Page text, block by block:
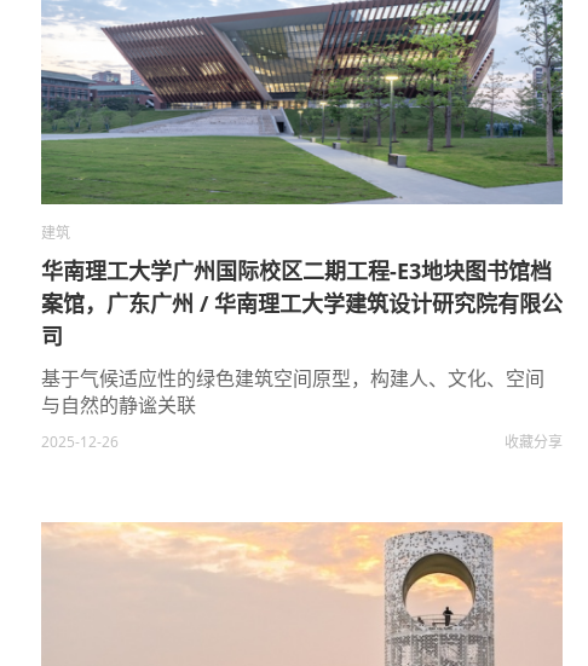
建筑
华南理工大学广州国际校区二期工程-E3地块图书馆档
案馆，广东广州 / 华南理工大学建筑设计研究院有限公
司
基于气候适应性的绿色建筑空间原型，构建人、文化、空间
与自然的静谧关联
2025-12-26 收藏分享